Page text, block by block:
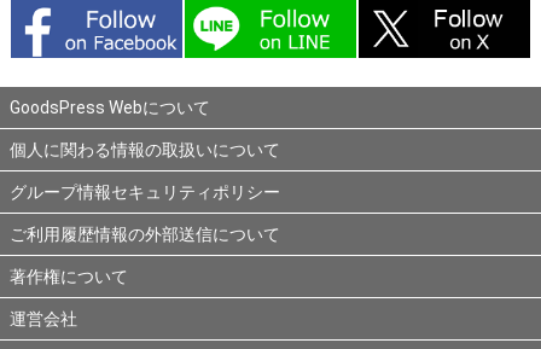
GoodsPress Webについて
個人に関わる情報の取扱いについて
グループ情報セキュリティポリシー
ご利用履歴情報の外部送信について
著作権について
運営会社